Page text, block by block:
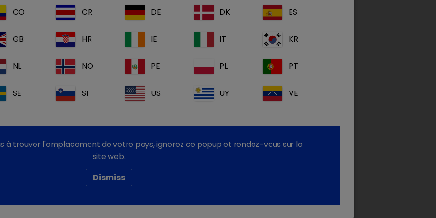
CO CR DE DK ES
GB HR IE IT KR
NL NO PE PL PT
SE SI US UY VE
à trouver l'emplacement de votre pays, ignorez ce popup et rendez-vous sur le
site web.
Dismiss